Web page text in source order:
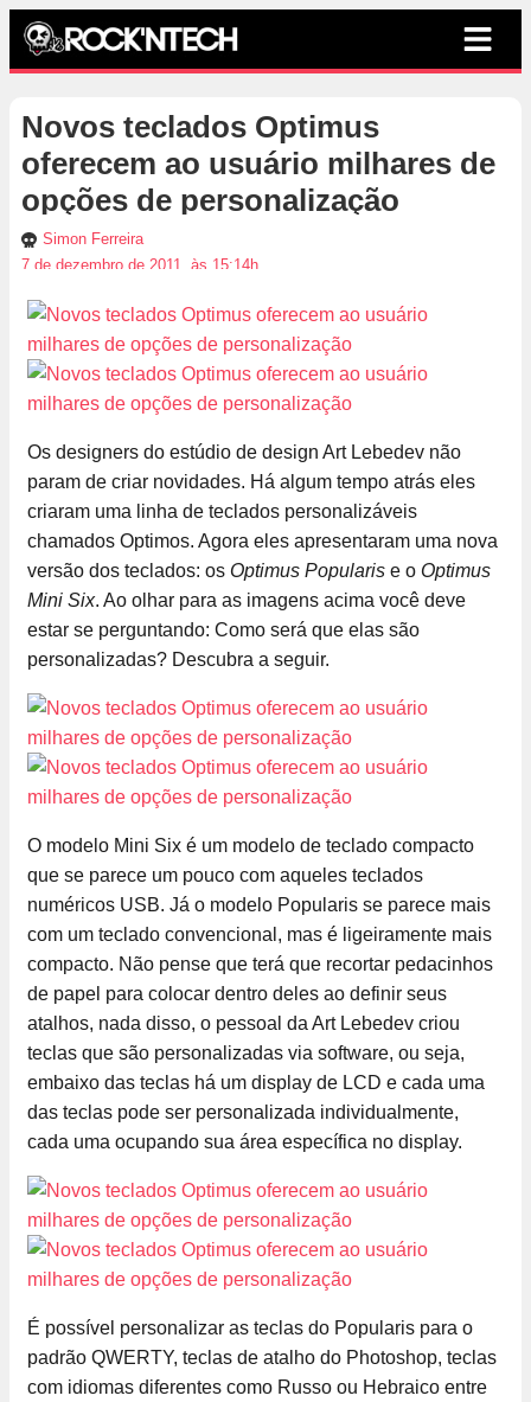
Novos teclados Optimus
oferecem ao usuário milhares de
opções de personalização
Simon Ferreira
7 de dezembro de 2011, às 15:14h
Os designers do estúdio de design Art Lebedev não
param de criar novidades. Há algum tempo atrás eles
criaram uma linha de teclados personalizáveis
chamados Optimos. Agora eles apresentaram uma nova
versão dos teclados: os Optimus Popularis e o Optimus
Mini Six. Ao olhar para as imagens acima você deve
estar se perguntando: Como será que elas são
personalizadas? Descubra a seguir.
O modelo Mini Six é um modelo de teclado compacto
que se parece um pouco com aqueles teclados
numéricos USB. Já o modelo Popularis se parece mais
com um teclado convencional, mas é ligeiramente mais
compacto. Não pense que terá que recortar pedacinhos
de papel para colocar dentro deles ao definir seus
atalhos, nada disso, o pessoal da Art Lebedev criou
teclas que são personalizadas via software, ou seja,
embaixo das teclas há um display de LCD e cada uma
das teclas pode ser personalizada individualmente,
cada uma ocupando sua área específica no display.
É possível personalizar as teclas do Popularis para o
padrão QWERTY, teclas de atalho do Photoshop, teclas
com idiomas diferentes como Russo ou Hebraico entre